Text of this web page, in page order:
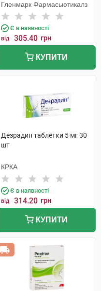
Гленмарк Фармасьютикалз
Є в наявності
від 305.40 грн
КУПИТИ
Дезрадин таблетки 5 мг 30
шт
КРКА
Є в наявності
від 314.20 грн
КУПИТИ